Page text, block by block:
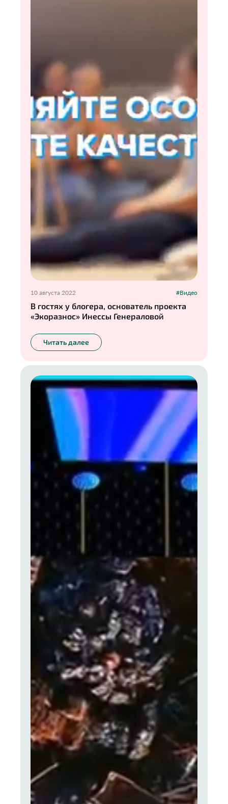
10 августа 2022 #Видео
В гостях у блогера, основатель проекта
«Экоразнос» Инессы Генераловой
Читать далее